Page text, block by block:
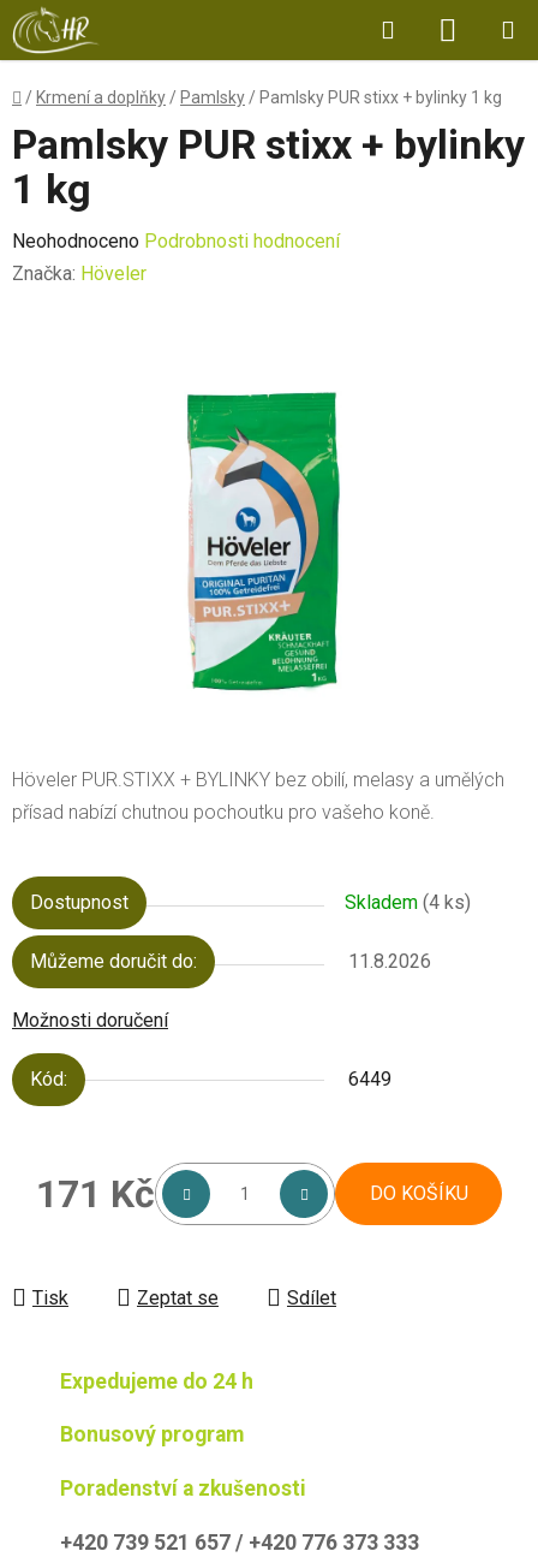
Přejít
na
obsah
Hledat
KOŠÍK
Domů
/ Krmení a doplňky / Pamlsky / Pamlsky PUR stixx + bylinky 1 kg
Höveler PUR.STIXX + BYLINKY bez obilí, melasy a umělých
přísad nabízí chutnou pochoutku pro vašeho koně.
Dostupnost Skladem (4 ks)
Můžeme doručit do: 11.8.2026
Možnosti doručení
Kód: 6449
171 Kč DO KOŠÍKU
Tisk Zeptat se Sdílet
Pamlsky PUR stixx + bylinky
1 kg
Průměrné
hodnocení
Neohodnoceno Podrobnosti hodnocení
Značka: Höveler
Expedujeme do 24 h
Bonusový program
Poradenství a zkušenosti
+420 739 521 657 / +420 776 373 333